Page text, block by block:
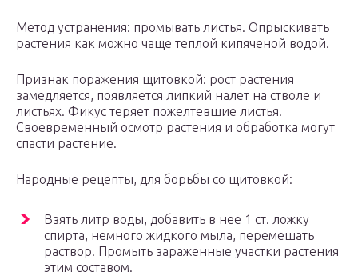
Метод устранения: промывать листья. Опрыскивать
растения как можно чаще теплой кипяченой водой.
Признак поражения щитовкой: рост растения
замедляется, появляется липкий налет на стволе и
листьях. Фикус теряет пожелтевшие листья.
Своевременный осмотр растения и обработка могут
спасти растение.
Народные рецепты, для борьбы со щитовкой:
Взять литр воды, добавить в нее 1 ст. ложку
спирта, немного жидкого мыла, перемешать
раствор. Промыть зараженные участки растения
этим составом.